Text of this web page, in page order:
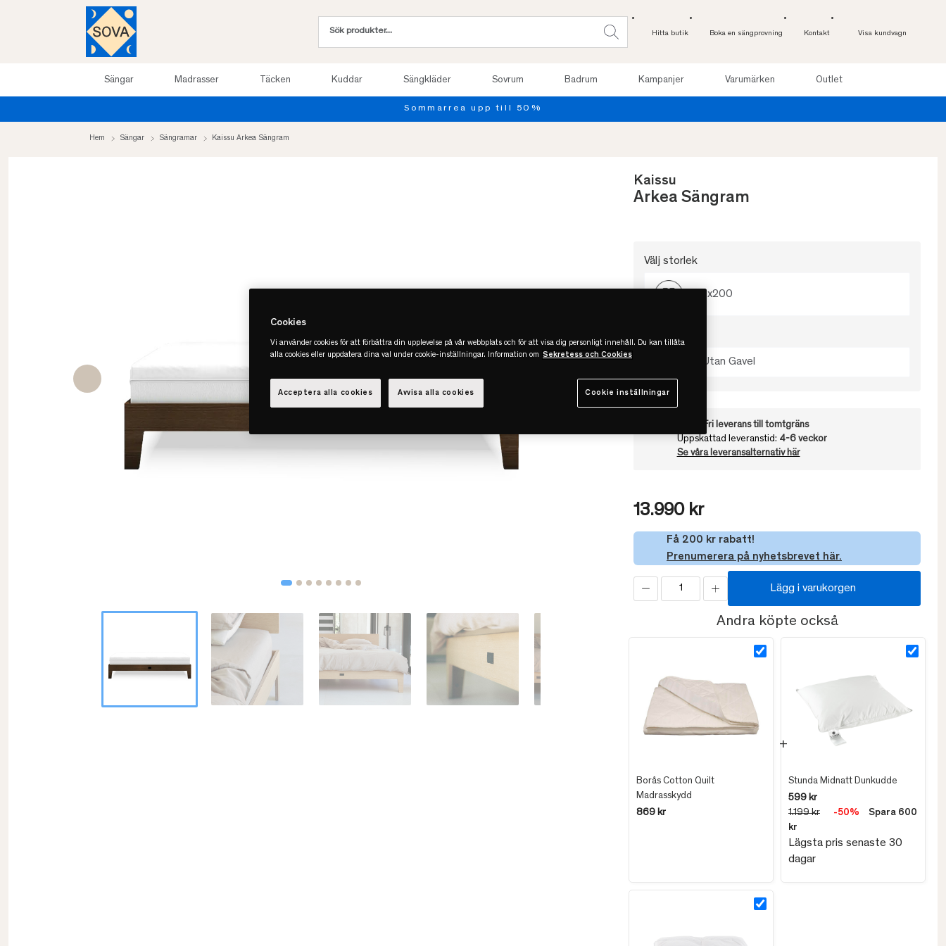
Hitta butik Boka en sängprovning Kontakt Visa kundvagn
Sängar Madrasser Täcken Kuddar Sängkläder Sovrum Badrum Kampanjer Varumärken Outlet
Hem Sängar Sängramar Kaissu Arkea Sängram
Kaissu
Arkea Sängram
Välj storlek
140x200
Dark Oak Utan Gavel
Fri leverans till tomtgräns
Uppskattad leveranstid: 4-6 veckor
Se våra leveransalternativ här
13.990 kr
Få 200 kr rabatt!
Prenumerera på nyhetsbrevet här.
Lägg i varukorgen
Andra köpte också
Borås Cotton Quilt
Madrasskydd
869 kr
Stunda Midnatt Dunkudde
599 kr
1.199 kr
-50%
Spara 600
kr
Lägsta pris senaste 30
dagar
Cookies
Vi använder cookies för att förbättra din upplevelse på vår webbplats och för att visa dig personligt innehåll. Du kan tillåta
alla cookies eller uppdatera dina val under cookie-inställningar. Information om Sekretess och Cookies
Cookie inställningar
Avvisa alla cookies
Acceptera alla cookies